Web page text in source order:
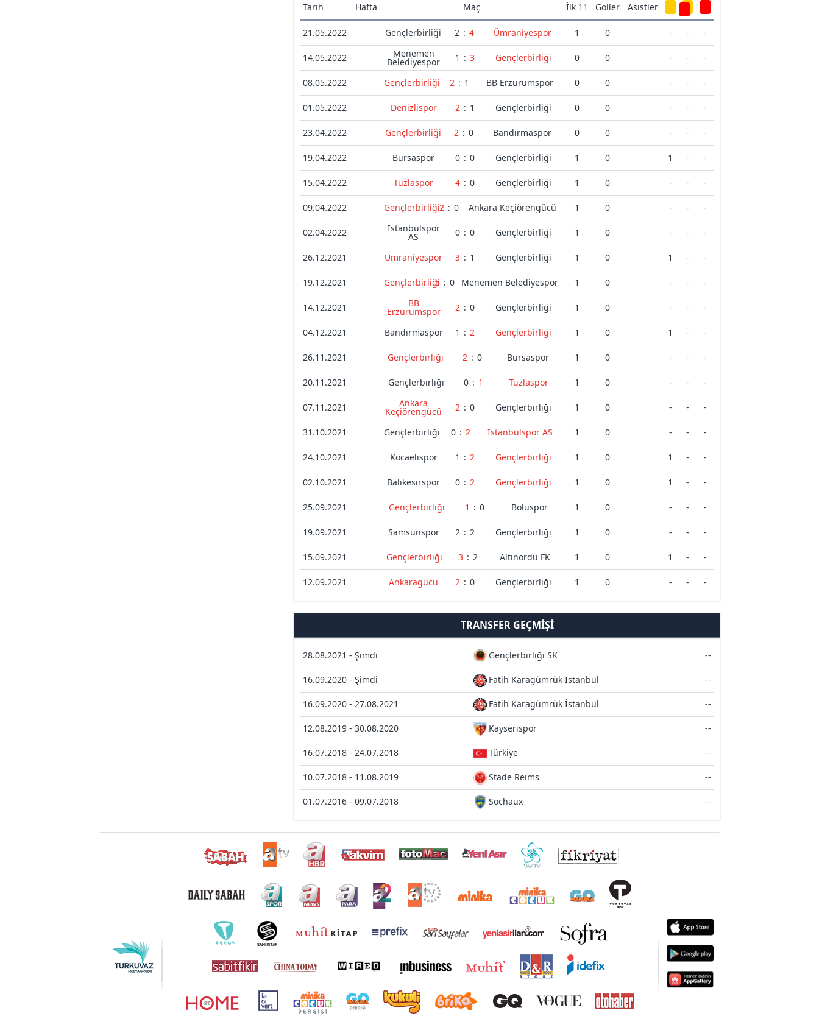
Tarih Hafta Maç İlk 11 Goller Asistler
21.05.2022 Gençlerbirliği 2 : 4 Ümraniyespor 1 0 - - -
14.05.2022 Menemen
Belediyespor 1 : 3 Gençlerbirliği 0 0 - - -
08.05.2022 Gençlerbirliği 2 : 1 BB Erzurumspor 0 0 - - -
01.05.2022 Denizlispor 2 : 1 Gençlerbirliği 0 0 - - -
23.04.2022 Gençlerbirliği 2 : 0 Bandırmaspor 0 0 - - -
19.04.2022 Bursaspor 0 : 0 Gençlerbirliği 1 0 1 - -
15.04.2022 Tuzlaspor 4 : 0 Gençlerbirliği 1 0 - - -
09.04.2022 Gençlerbirliği2 : 0 Ankara Keçiörengücü 1 0 - - -
02.04.2022 Istanbulspor
AS 0 : 0 Gençlerbirliği 1 0 - - -
26.12.2021 Ümraniyespor 3 : 1 Gençlerbirliği 1 0 1 - -
19.12.2021 Gençlerbirliği
5 : 0 Menemen Belediyespor 1 0 - - -
14.12.2021 BB
Erzurumspor 2 : 0 Gençlerbirliği 1 0 - - -
04.12.2021 Bandırmaspor 1 : 2 Gençlerbirliği 1 0 1 - -
26.11.2021 Gençlerbirliği 2 : 0 Bursaspor 1 0 - - -
20.11.2021 Gençlerbirliği 0 : 1 Tuzlaspor 1 0 - - -
07.11.2021 Ankara
Keçiörengücü 2 : 0 Gençlerbirliği 1 0 - - -
31.10.2021 Gençlerbirliği 0 : 2 Istanbulspor AS 1 0 - - -
24.10.2021 Kocaelispor 1 : 2 Gençlerbirliği 1 0 1 - -
02.10.2021 Balıkesirspor 0 : 2 Gençlerbirliği 1 0 1 - -
25.09.2021 Gençlerbirliği 1 : 0 Boluspor 1 0 - - -
19.09.2021 Samsunspor 2 : 2 Gençlerbirliği 1 0 - - -
15.09.2021 Gençlerbirliği 3 : 2 Altınordu FK 1 0 1 - -
12.09.2021 Ankaragücü 2 : 0 Gençlerbirliği 1 0 - - -
TRANSFER GEÇMIŞI
28.08.2021 - Şimdi Gençlerbirliği SK --
16.09.2020 - Şimdi Fatih Karagümrük İstanbul --
16.09.2020 - 27.08.2021 Fatih Karagümrük İstanbul --
12.08.2019 - 30.08.2020 Kayserispor --
16.07.2018 - 24.07.2018 Türkiye --
10.07.2018 - 11.08.2019 Stade Reims --
01.07.2016 - 09.07.2018 Sochaux --